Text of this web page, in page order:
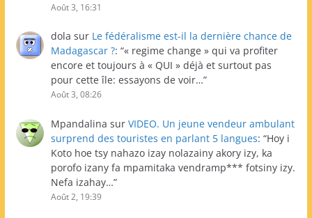
Août 3, 16:31
dola sur Le fédéralisme est-il la dernière chance de
Madagascar ?: “« regime change » qui va profiter
encore et toujours à « QUI » déjà et surtout pas
pour cette île: essayons de voir…”
Août 3, 08:26
Mpandalina sur VIDEO. Un jeune vendeur ambulant
surprend des touristes en parlant 5 langues: “Hoy i
Koto hoe tsy nahazo izay nolazainy akory izy, ka
porofo izany fa mpamitaka vendramp*** fotsiny izy.
Nefa izahay…”
Août 2, 19:39